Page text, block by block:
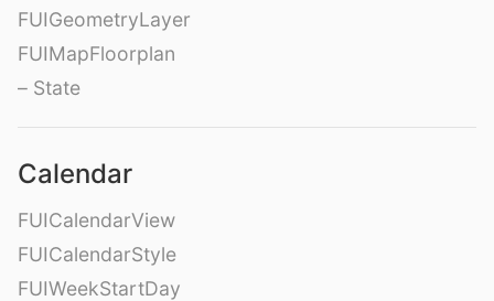
FUIGeometryLayer
FUIMapFloorplan
– State
Calendar
FUICalendarView
FUICalendarStyle
FUIWeekStartDay